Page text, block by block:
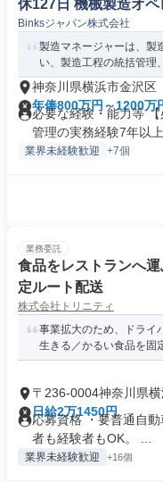
休127日 機械製造オ
Binksジャパン株式会社
製造マネージャーは、製
い、製造工程の統括管理
神奈川県横浜市金沢区
年俸800万円～1200万
必要な経験・能力等
管理の実務経験7年以上
業界未経験歓迎 +7個
業務委託
食品をレストランへ
定ルート配送
株式会社トリニティ
事業拡大のため、ドライ
生きる／かるい食品を固
〒236-0004神奈川県
日給2万1450円
応募資格 ・要普通自
者も経験者もOK。 ...
業界未経験歓迎 +16個